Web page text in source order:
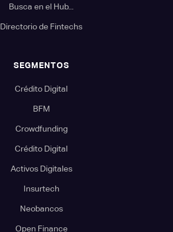
Busca en el Hub...
Directorio de Fintechs
SEGMENTOS
Crédito Digital
BFM
Crowdfunding
Crédito Digital
Activos Digitales
Insurtech
Neobancos
Open Finance